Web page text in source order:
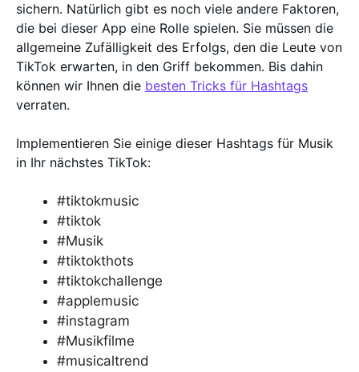
sichern. Natürlich gibt es noch viele andere Faktoren,
die bei dieser App eine Rolle spielen. Sie müssen die
allgemeine Zufälligkeit des Erfolgs, den die Leute von
TikTok erwarten, in den Griff bekommen. Bis dahin
können wir Ihnen die besten Tricks für Hashtags
verraten.
Implementieren Sie einige dieser Hashtags für Musik
in Ihr nächstes TikTok:
#tiktokmusic
#tiktok
#Musik
#tiktokthots
#tiktokchallenge
#applemusic
#instagram
#Musikfilme
#musicaltrend